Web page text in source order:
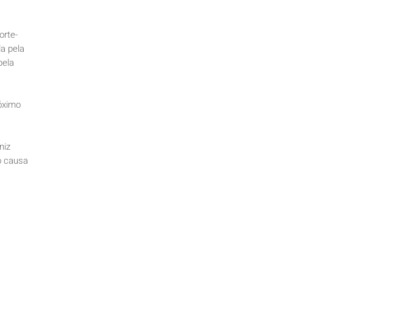
pela
causa